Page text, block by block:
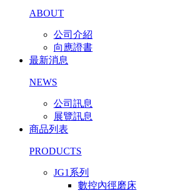
ABOUT
公司介紹
向應證書
最新消息
NEWS
公司訊息
展覽訊息
商品列表
PRODUCTS
JG1系列
數控內徑磨床